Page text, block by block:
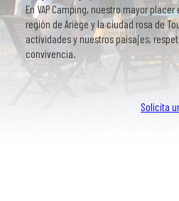
En VAP Camping, nuestro mayor
región de Ariège y la ciudad rosa de
actividades y nuestros paisajes,
convivencia.
Solicita